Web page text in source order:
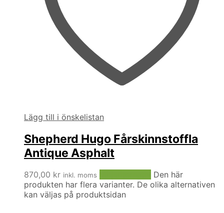
Lägg till i önskelistan
Shepherd Hugo Fårskinnstoffla
Antique Asphalt
870,00 kr inkl. moms
Den här
produkten har flera varianter. De olika alternativen
kan väljas på produktsidan